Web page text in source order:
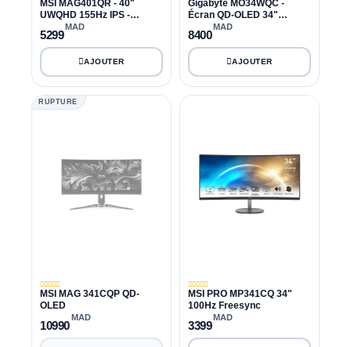
MSI MAG401QR - 40"
UWQHD 155Hz IPS -
Moniteur Gaming Ultrawide
5299
MAD
Gigabyte MO34WQC -
Écran QD-OLED 34"
Ultrawide 175Hz 0.03ms
8400
MAD
RUPTURE
MSI MAG 341CQP QD-
OLED
10990
MAD
MSI PRO MP341CQ 34"
100Hz Freesync
3399
MAD